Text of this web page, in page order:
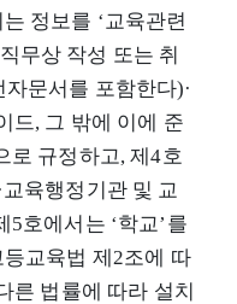
정보를 ‘교육관련
무상 작성 또는 취
문서를 포함한다)·
드, 그 밖에 이에 준
로 규정하고, 제4호
교육행정기관 및 교
5호에서는 ‘학교’를
등교육법 제2조에 따
른 법률에 따라 설치